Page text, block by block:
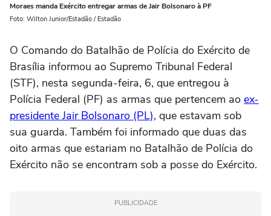
Moraes manda Exército entregar armas de Jair Bolsonaro à PF
Foto: Wilton Junior/Estadão / Estadão
O Comando do Batalhão de Polícia do Exército de
Brasília informou ao Supremo Tribunal Federal
(STF), nesta segunda-feira, 6, que entregou à
Polícia Federal (PF) as armas que pertencem ao ex-
presidente Jair Bolsonaro (PL), que estavam sob
sua guarda. Também foi informado que duas das
oito armas que estariam no Batalhão de Polícia do
Exército não se encontram sob a posse do Exército.
PUBLICIDADE